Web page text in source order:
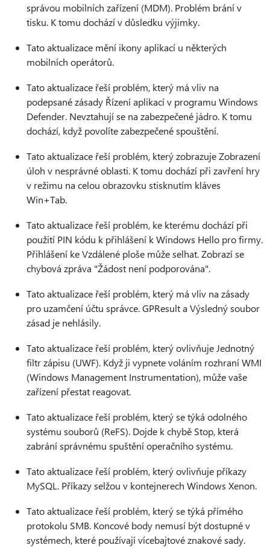
správou mobilních zařízení (MDM). Problém brání v
tisku. K tomu dochází v důsledku výjimky.
Tato aktualizace mění ikony aplikací u některých
mobilních operátorů.
Tato aktualizace řeší problém, který má vliv na
podepsané zásady Řízení aplikací v programu Windows
Defender. Nevztahují se na zabezpečené jádro. K tomu
dochází, když povolíte zabezpečené spouštění.
Tato aktualizace řeší problém, který zobrazuje Zobrazení
úloh v nesprávné oblasti. K tomu dochází při zavření hry
v režimu na celou obrazovku stisknutím kláves
Win+Tab.
Tato aktualizace řeší problém, ke kterému dochází při
použití PIN kódu k přihlášení k Windows Hello pro firmy.
Přihlášení ke Vzdálené ploše může selhat. Zobrazí se
chybová zpráva "Žádost není podporována".
Tato aktualizace řeší problém, který má vliv na zásady
pro uzamčení účtu správce. GPResult a Výsledný soubor
zásad je nehlásily.
Tato aktualizace řeší problém, který ovlivňuje Jednotný
filtr zápisu (UWF). Když ji vypnete voláním rozhraní WMI
(Windows Management Instrumentation), může vaše
zařízení přestat reagovat.
Tato aktualizace řeší problém, který se týká odolného
systému souborů (ReFS). Dojde k chybě Stop, která
zabrání správnému spuštění operačního systému.
Tato aktualizace řeší problém, který ovlivňuje příkazy
MySQL. Příkazy selžou v kontejnerech Windows Xenon.
Tato aktualizace řeší problém, který se týká přímého
protokolu SMB. Koncové body nemusí být dostupné v
systémech, které používají vícebajtové znakové sady.